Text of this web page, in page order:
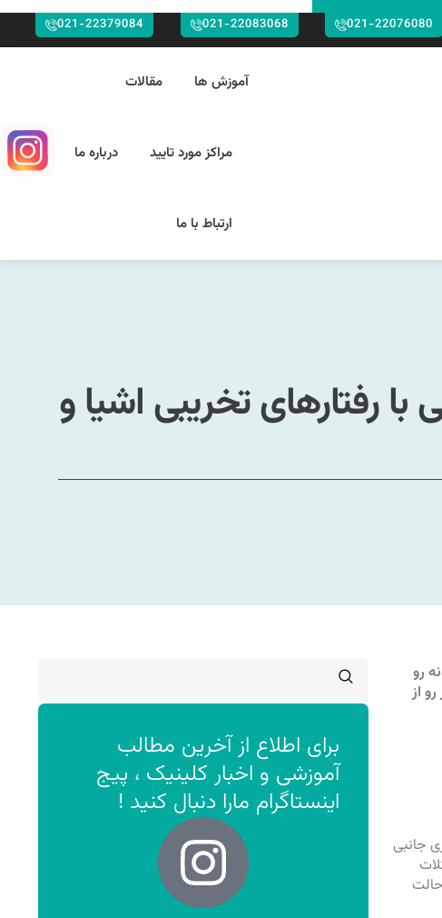
021-22076080
021-22083068
021-22379084
آموزش ها مقالات
مراکز مورد تایید درباره ما
ارتباط با ما
رفتارهای تخریبی اشیا و
رو
از
‏جانبی
برای اطلاع از آخرین مطالب
آموزشی و اخبار کلینیک ، پیج
اینستاگرام مارا دنبال کنید !